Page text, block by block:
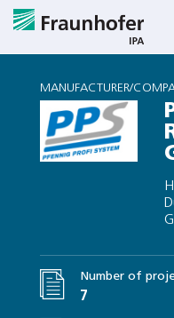
MANUFACTURER/
Number of
7